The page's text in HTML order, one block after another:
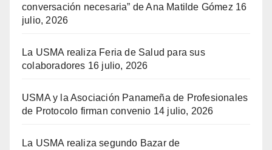
conversación necesaria” de Ana Matilde Gómez 16
julio, 2026
La USMA realiza Feria de Salud para sus
colaboradores 16 julio, 2026
USMA y la Asociación Panameña de Profesionales
de Protocolo firman convenio 14 julio, 2026
La USMA realiza segundo Bazar de